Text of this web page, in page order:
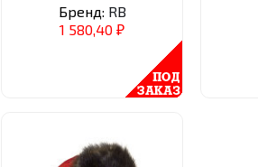
Бренд: RB
1 580,40 ₽